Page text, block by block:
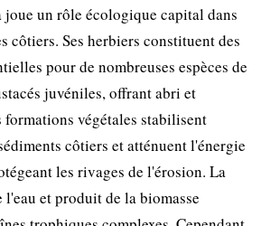
joue un rôle écologique capital dans
côtiers. Ses herbiers constituent des
pour de nombreuses espèces de
juvéniles, offrant abri et
végétales stabilisent
côtiers et atténuent l'énergie
les rivages de l'érosion. La
l'eau et produit de la biomasse